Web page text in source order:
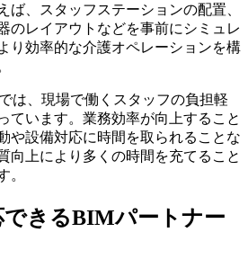
ば、スタッフステーションの配置、
のレイアウトなどを事前にシミュレ
り効率的な介護オペレーションを構
は、現場で働くスタッフの負担軽
ています。業務効率が向上すること
や設備対応に時間を取られることな
向上により多くの時間を充てること
。
できるBIMパートナー